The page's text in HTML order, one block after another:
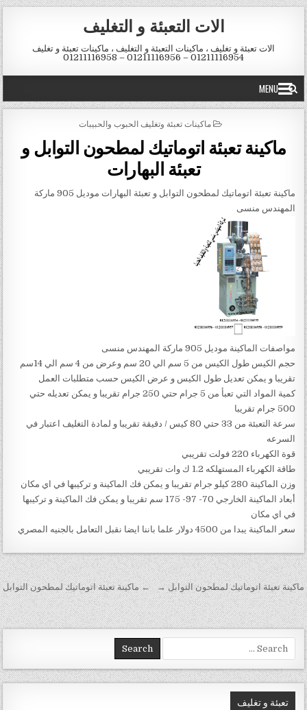
Skip to content
الات التعبئة و التغليف
الات تعبئة و تغليف ، ماكينات التعبئة و التغليف ، ماكينات تعبئة و تغليف
01211116954 – 01211116956 – 01211116958
MENU
POSTED IN
ماكينات تعبئة وتغليف الحبوب والحبيبات
ماكينة تعبئة اتوماتيك لمطحون التوابل و
تعبئة البهارات
ماكينة تعبئة اتوماتيك لمطحون التوابل و تعبئة البهارات موديل 905 ماركة
المهندس منسى
مواصفات الماكينة موديل 905 ماركة المهندس منسى
حجم الكيس طول الكيس من 5 سم الي 20 سم وعرض من 4 سم الي 14سم
تقريبا و يمكن تعديل طول الكيس و عرض الكيس حسب متطلبات العمل
كمية المواد التي تعبأ من 5 جرام حتي 250 جرام تقريبا و يمكن تعديله حتي
500 جرام تقريبا
سرعة التعبئة من 33 حتي 80 كيس / دقيقة تقريبا و لمادة التغليف اعتبار في
السرعه
قوة الكهرباء 220 فولت تقريبي
طاقة الكهرباء المستهلكه 1.2 ك وات تقريبي
وزن الماكينة 280 كيلو جرام تقريبا و يمكن فك الماكينة و تركيبها في اي مكان
أبعاد الماكينة الخارجي 70- 97- 175 سم تقريبا و يمكن فك الماكينة و تركيبها
في اي مكان
سعر الماكينة يبدا من 4500 دولار علما باننا ايضا نقبل التعامل بالجنيه المصري
تصفّح المقالات ← ماكينة تعبئة اتوماتيك لمطحون التوابل ماكينة تعبئة اتوماتيك لمطحون التوابل →
Search for:
تعبئة و تغليف